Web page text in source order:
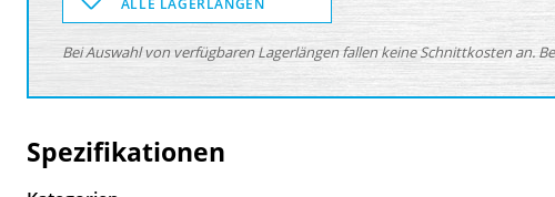
ALLE LAGERLÄNGEN
Bei Auswahl von verfügbaren Lagerlängen fallen keine Schnittkosten an.
Spezifikationen